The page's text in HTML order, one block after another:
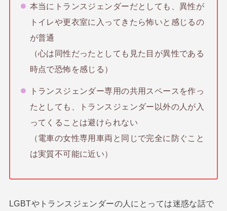
本当にトランスジェンダーだとしても、異性が
トイレや更衣室に入ってきたら怖いと感じるの
が普通
（心は同性だったとしても見た目が異性である
時点で恐怖を感じる）
トランスジェンダー専用の共用スペースを作っ
たとしても、トランスジェンダー以外の人が入
ってくることは避けられない
（電車の女性専用車両と同じで完全に防ぐこと
は実質不可能に近い）
LGBTやトランスジェンダーの人にとっては迷惑な話で